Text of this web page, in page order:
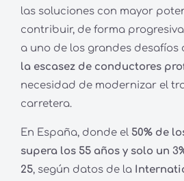
las soluciones con mayor
contribuir, de forma
a uno de los grandes desafíos
la escasez de conductores
necesidad de modernizar el
carretera.
En España, donde el 50% de
supera los 55 años y solo un
25, según datos de la